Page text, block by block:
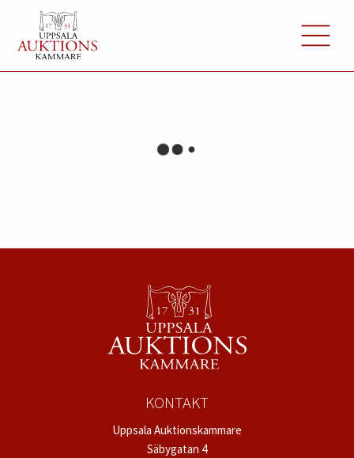
KONTAKT
Uppsala Auktionskammare
Säbygatan 4